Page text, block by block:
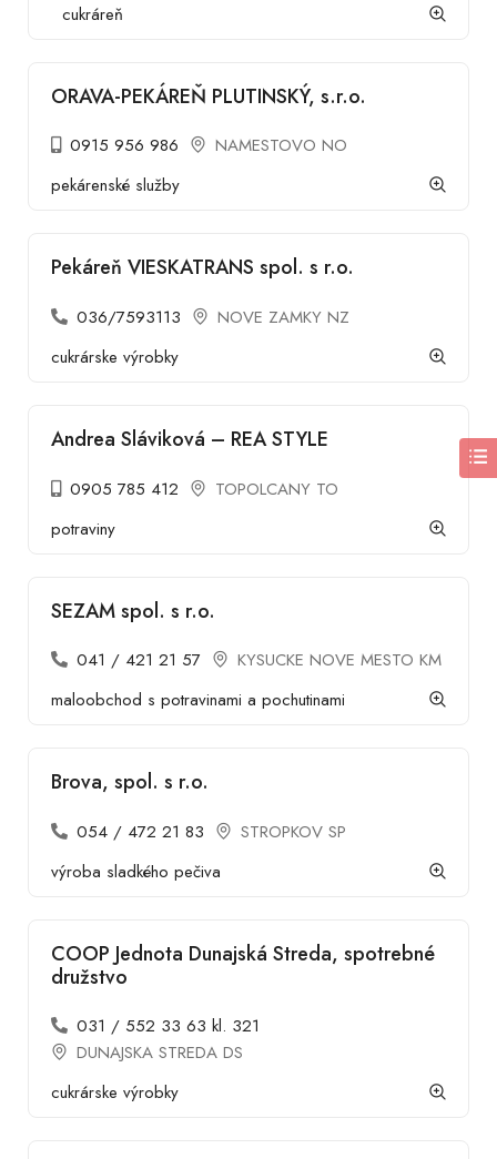
cukráreň
ORAVA-PEKÁREŇ PLUTINSKÝ, s.r.o.
0915 956 986
NAMESTOVO NO
pekárenské služby
Pekáreň VIESKATRANS spol. s r.o.
036/7593113
NOVE ZAMKY NZ
cukrárske výrobky
Andrea Sláviková – REA STYLE
0905 785 412
TOPOLCANY TO
potraviny
SEZAM spol. s r.o.
041 / 421 21 57
KYSUCKE NOVE MESTO KM
maloobchod s potravinami a pochutinami
Brova, spol. s r.o.
054 / 472 21 83
STROPKOV SP
výroba sladkého pečiva
COOP Jednota Dunajská Streda, spotrebné
družstvo
031 / 552 33 63 kl. 321
DUNAJSKA STREDA DS
cukrárske výrobky